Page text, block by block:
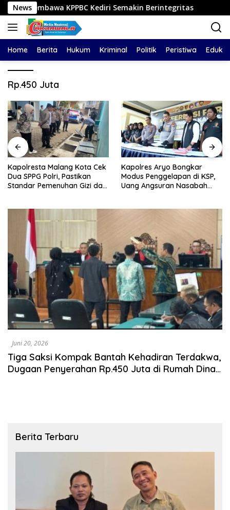
Langsung
ke
konten
NewsKPPBC Kediri Semakin Berintegritas
Home Berita Hukum Kriminal Politik Peristiwa
Rp.450 Juta
Kapolresta Malang Kota Cek
Dua SPPG Polri, Pastikan
Standar Pemenuhan Gizi dan
Kapolres Aryo Bongkar
Modus Penggelapan di KSP,
Uang Angsuran Nasabah
Juni 20, 2026
Tiga Saksi Kompak Bantah Kehadiran Terdakwa,
Dugaan Penyerahan Rp.450 Juta di Rumah Dinas
Berita Terbaru